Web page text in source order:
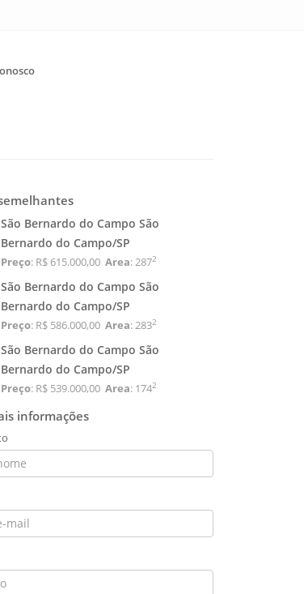
São Bernardo do Campo São
Bernardo do Campo/SP
Preço: R$ 615.000,00 Area: 2872
São Bernardo do Campo São
Bernardo do Campo/SP
Preço: R$ 586.000,00 Area: 2832
São Bernardo do Campo São
Bernardo do Campo/SP
Preço: R$ 539.000,00 Area: 1742
informações